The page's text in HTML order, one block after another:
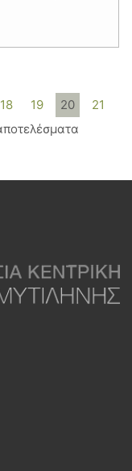
18 19 20
21